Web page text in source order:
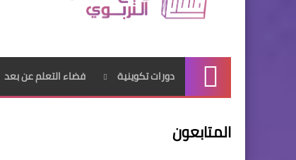
الرئيسية
دورات تكوينية فضاء التعلم عن بعد
المتابعون